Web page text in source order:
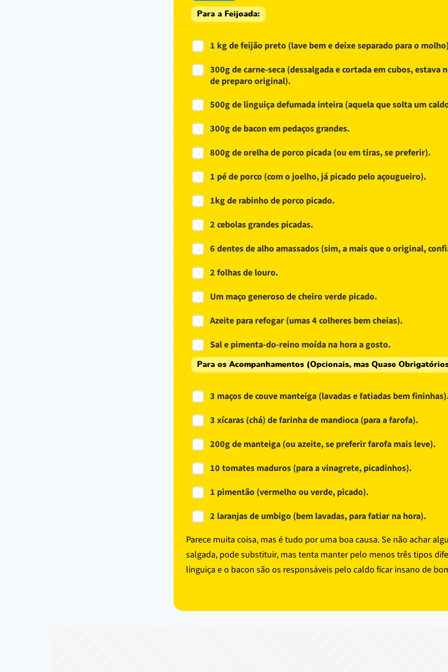
Para a Feijoada:
1 kg de feijão preto (lave bem e deixe separado para o
300g de carne-seca (dessalgada e cortada em cubos, estava
de preparo original).
500g de linguiça defumada inteira (aquela que solta um
300g de bacon em pedaços grandes.
800g de orelha de porco picada (ou em tiras, se preferir).
1 pé de porco (com o joelho, já picado pelo açougueiro).
1kg de rabinho de porco picado.
2 cebolas grandes picadas.
6 dentes de alho amassados (sim, a mais que o original,
2 folhas de louro.
Um maço generoso de cheiro verde picado.
Azeite para refogar (umas 4 colheres bem cheias).
Sal e pimenta-do-reino moída na hora a gosto.
Para os Acompanhamentos (Opcionais, mas Quase
3 maços de couve manteiga (lavadas e fatiadas bem
3 xícaras (chá) de farinha de mandioca (para a farofa).
200g de manteiga (ou azeite, se preferir farofa mais leve).
10 tomates maduros (para a vinagrete, picadinhos).
1 pimentão (vermelho ou verde, picado).
2 laranjas de umbigo (bem lavadas, para fatiar na hora).
Parece muita coisa, mas é tudo por uma boa causa. Se não achar
salgada, pode substituir, mas tenta manter pelo menos três tipos
linguiça e o bacon são os responsáveis pelo caldo ficar insano de